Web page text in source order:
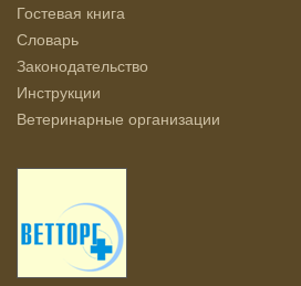
Гостевая книга
Словарь
Законодательство
Инструкции
Ветеринарные организации